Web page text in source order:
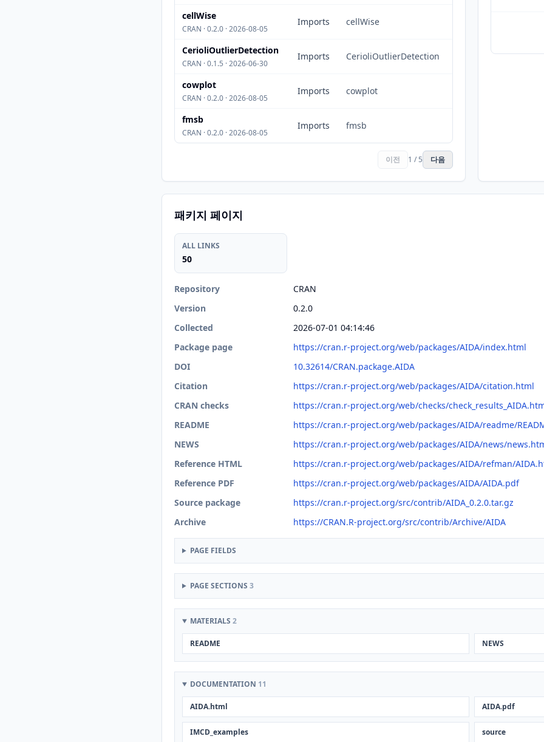
cellWise
CRAN · 0.2.0 · 2026-08-05
Imports cellWise
CerioliOutlierDetection
CRAN · 0.1.5 · 2026-06-30
Imports CerioliOutlierDetection
cowplot
CRAN · 0.2.0 · 2026-08-05
Imports cowplot
fmsb
CRAN · 0.2.0 · 2026-08-05
Imports fmsb
이전 1 / 5 다음
패키지 페이지
ALL LINKS
50
Repository
CRAN
Version
0.2.0
Collected
2026-07-01 04:14:46
Package page
https://cran.r-project.org/web/packages/AIDA/index.html
DOI
10.32614/CRAN.package.AIDA
Citation
https://cran.r-project.org/web/packages/AIDA/citation.html
CRAN checks
https://cran.r-project.org/web/checks/
README
https://cran.r-project.org/web/packages/AIDA/readme/
NEWS
https://cran.r-project.org/web/packages/AIDA/news/
Reference HTML
https://cran.r-project.org/web/packages/AIDA/refman/
Reference PDF
https://cran.r-project.org/web/packages/AIDA/AIDA.pdf
Source package
https://cran.r-project.org/src/contrib/AIDA_0.2.0.tar.gz
Archive
https://CRAN.R-project.org/src/contrib/Archive/AIDA
PAGE FIELDS
PAGE SECTIONS 3
MATERIALS 2
README NEWS
DOCUMENTATION 11
AIDA.html AIDA.pdf
IMCD_examples source